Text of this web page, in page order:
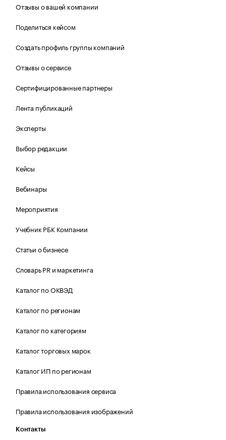
Отзывы о вашей компании
Поделиться кейсом
Создать профиль группы компаний
Отзывы о сервисе
Сертифицированные партнеры
Лента публикаций
Эксперты
Выбор редакции
Кейсы
Вебинары
Мероприятия
Учебник РБК Компании
Статьи о бизнесе
Словарь PR и маркетинга
Каталог по ОКВЭД
Каталог по регионам
Каталог по категориям
Каталог торговых марок
Каталог ИП по регионам
Правила использования сервиса
Правила использования изображений
Контакты